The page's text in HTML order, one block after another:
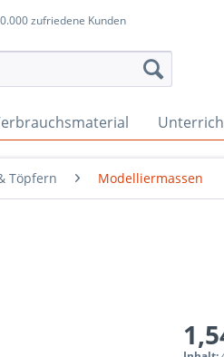
zufriedene Kunden
Töpfern Modelliermassen